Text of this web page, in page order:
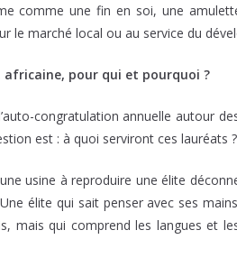
comme une fin en soi, une
le marché local ou au service du
africaine, pour qui et pourquoi ?
congratulation annuelle autour
est : à quoi serviront ces
usine à reproduire une élite
élite qui sait penser avec ses
mais qui comprend les langues et